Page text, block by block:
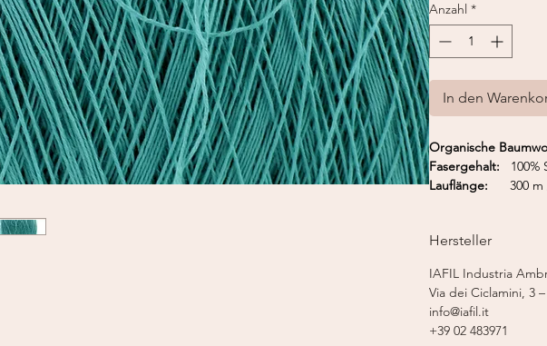
Anzahl *
In den
Organische
Fasergehalt: 100%
Lauflänge:
300
Hersteller
IAFIL Industria
Via dei Ciclamini, 3
info@iafil.it
+39 02 483971